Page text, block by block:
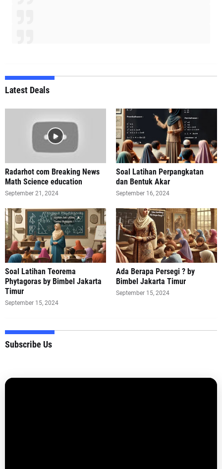
Latest Deals
Radarhot com Breaking News
Math Science education
September 21, 2024
Soal Latihan Perpangkatan
dan Bentuk Akar
September 16, 2024
Soal Latihan Teorema
Phytagoras by Bimbel Jakarta
Timur
September 15, 2024
Ada Berapa Persegi ? by
Bimbel Jakarta Timur
September 15, 2024
Subscribe Us